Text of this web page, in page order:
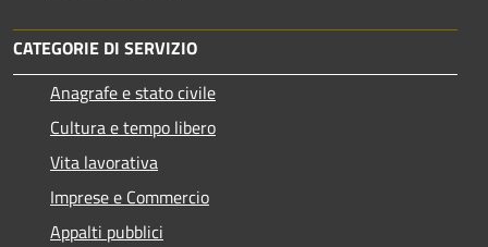
CATEGORIE DI SERVIZIO
Anagrafe e stato civile
Cultura e tempo libero
Vita lavorativa
Imprese e Commercio
Appalti pubblici